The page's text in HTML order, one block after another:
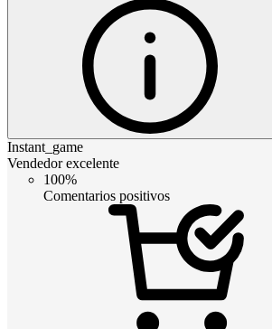
Instant_game
Vendedor excelente
100%
Comentarios positivos